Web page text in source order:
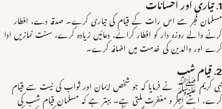
1. تیاری اور احسانات
مسلمان فجر سے اس رات کے قیام کی تیاری کرے۔ صدقہ دے، افطار
کرنے والے روزہ دار کو افطار کرائے، دعائیں زیادہ کرے، سنت نمازیں ادا
کرے اور والدین کی خدمت میں اضافہ کرے۔
2. قیام شب
نبی کریم ﷺ نے فرمایا کہ جو شخص ایمان اور ثواب کی نیت سے قیام
کرے، اسے اجر و مغفرت ملتی ہے۔ بہتر ہے کہ مسلمان قیام شب کی